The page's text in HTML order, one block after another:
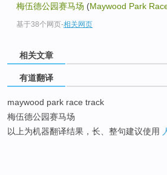
梅伍德公园赛马场 (Maywood Park
基于38个网页-相关网页
相关文章
有道翻译
maywood park race track
梅伍德公园赛马场
以上为机器翻译结果，长、整句建议使用